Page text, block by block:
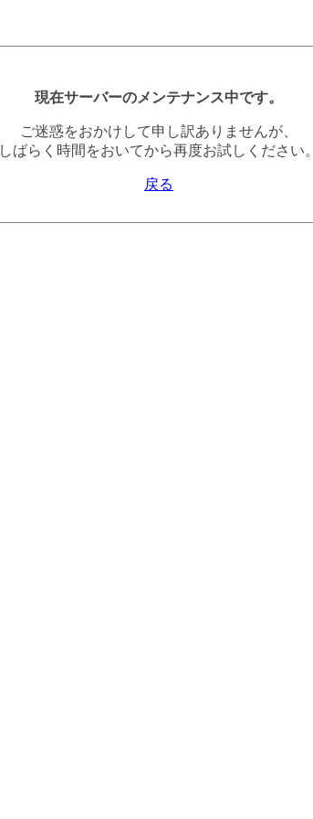
現在サーバーのメンテナンス中です。
ご迷惑をおかけして申し訳ありませんが、
しばらく時間をおいてから再度お試しください。
戻る